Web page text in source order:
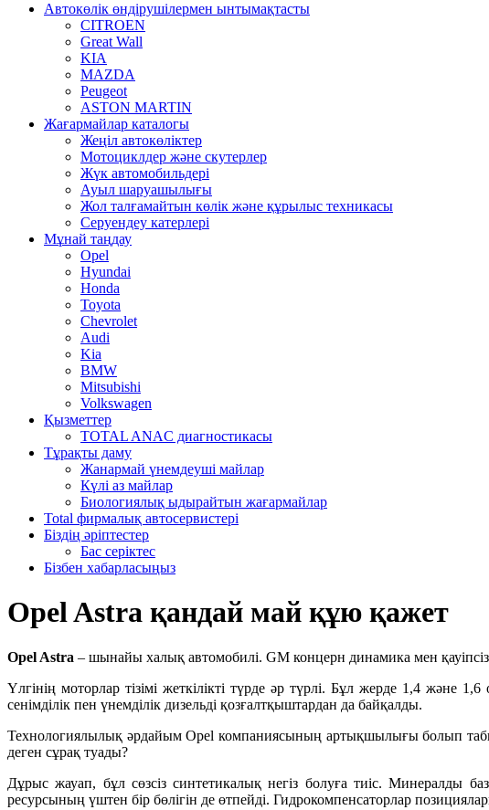
Автокөлік өндірушілермен ынтымақтасты
CITROEN
Great Wall
KIA
MAZDA
Peugeot
ASTON MARTIN
Жағармайлар каталогы
Жеңіл автокөліктер
Мотоциклдер және скутерлер
Жүк автомобильдері
Ауыл шаруашылығы
Жол талғамайтын көлік және құрылыс техникасы
Серуендеу катерлері
Mұнай таңдау
Opel
Hyundai
Honda
Toyota
Chevrolet
Audi
Kia
BMW
Mitsubishi
Volkswagen
Қызметтер
TOTAL ANAC диагностикасы
Тұрақты даму
Жанармай үнемдеуші майлар
Күлі аз майлар
Биологиялық ыдырайтын жағармайлар
Total фирмалық автосервистері
Біздің әріптестер
Бас серіктес
Бізбен хабарласыңыз
Opel Astra қандай май құю қажет
Opel Astra – шынайы халық автомобилі. GM концерн динамика мен
Үлгінің моторлар тізімі жеткілікті түрде әр түрлі. Бұл жерде 1,4 және
сенімділік пен үнемділік дизельді қозғалтқыштардан да байқалды.
Технологиялылық әрдайым Opel компаниясының артықшылығы болып
деген сұрақ туады?
Дұрыс жауап, бұл сөзсіз синтетикалық негіз болуға тиіс. Минералды
ресурсының үштен бір бөлігін де өтпейді. Гидрокомпенсаторлар